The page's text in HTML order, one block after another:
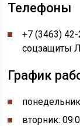
Телефоны
+7 (3463)
соцзащиты
График
вторник: